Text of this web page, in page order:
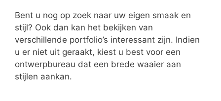
Bent u nog op zoek naar uw eigen smaak en
stijl? Ook dan kan het bekijken van
verschillende portfolio’s interessant zijn. Indien
u er niet uit geraakt, kiest u best voor een
ontwerpbureau dat een brede waaier aan
stijlen aankan.